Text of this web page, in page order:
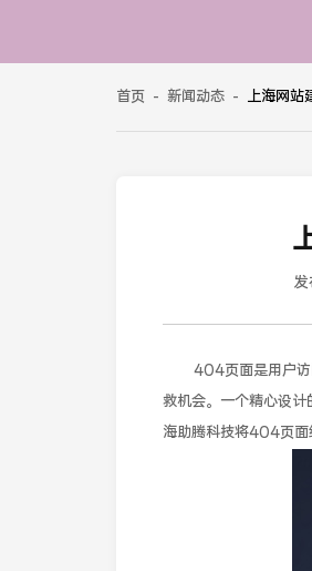
首页 - 新闻动态 - 上海网站
发
404页面是用户访
救机会。一个精心设
海助腾科技将404页面